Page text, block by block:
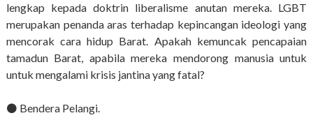
lengkap kepada doktrin liberalisme anutan mereka. LGBT
merupakan penanda aras terhadap kepincangan ideologi yang
mencorak cara hidup Barat. Apakah kemuncak pencapaian
tamadun Barat, apabila mereka mendorong manusia untuk
untuk mengalami krisis jantina yang fatal?
⚫️ Bendera Pelangi.